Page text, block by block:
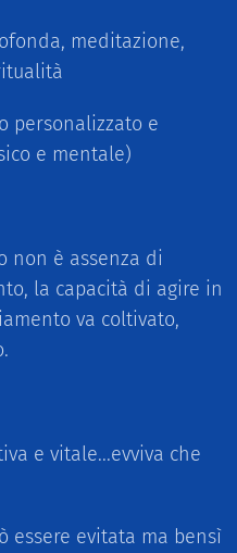
meditazione,
personalizzato e
e mentale)
non è assenza di
la capacità di agire in
va coltivato,
e vitale...evviva che
essere evitata ma bensì